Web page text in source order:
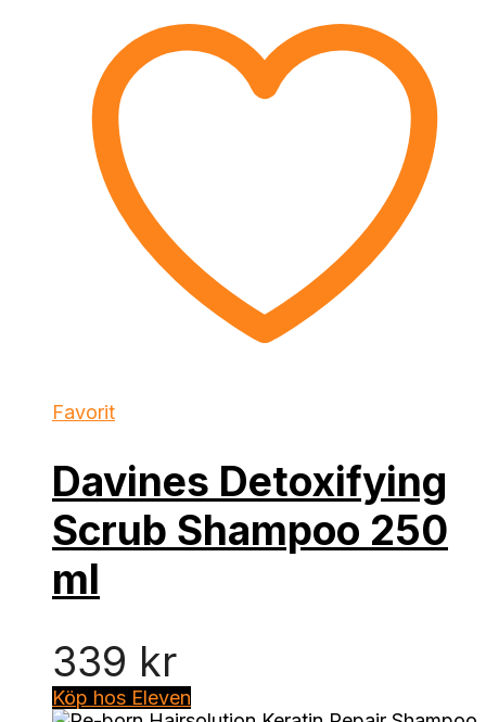
Favorit
Davines Detoxifying
Scrub Shampoo 250
ml
339 kr
Köp hos Eleven